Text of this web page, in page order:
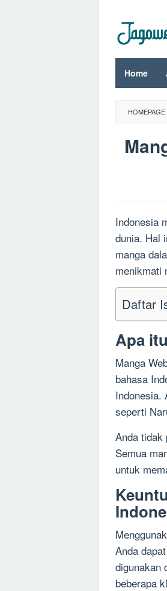
konten
Home
HOMEPAGE
Indonesia
dunia. Hal
manga
menikmati
Daftar
Apa
Manga
bahasa
Indonesia.
seperti
Anda tidak
Semua
untuk
Anda
digunakan
beberapa